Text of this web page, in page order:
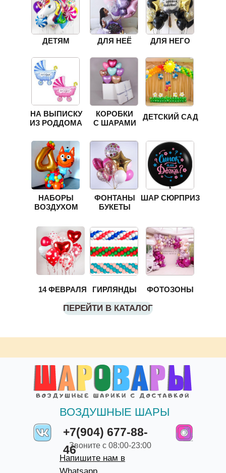
ФОНТАНЫ
БУКЕТЫ
ДЛЯ НЕЁ ДЛЯ НЕГО
ДЕТЯМ
НА ВЫПИСКУ
ИЗ РОДДОМА
ШАР СЮРПРИЗ
ГИРЛЯНДЫ
ПЕРЕЙТИ В КАТАЛОГ
ФОТОЗОНЫ
КОРОБКИ
С ШАРАМИ
14 ФЕВРАЛЯ
НАБОРЫ
ВОЗДУХОМ
ДЕТСКИЙ САД
+7(904) 677-88-
46
ВОЗДУШНЫЕ ШАРЫ
Звоните с 08:00-23:00
Напишите нам в